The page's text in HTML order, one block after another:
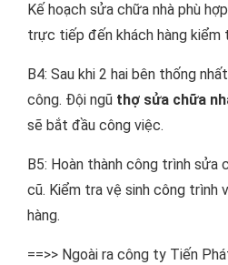
Kế hoạch sửa chữa nhà phù
trực tiếp đến khách hàng kiểm
B4: Sau khi 2 hai bên thống
công. Đội ngũ thợ sửa chữa
sẽ bắt đầu công việc.
B5: Hoàn thành công trình sửa
cũ. Kiểm tra vệ sinh công trình
hàng.
==>> Ngoài ra công ty Tiến